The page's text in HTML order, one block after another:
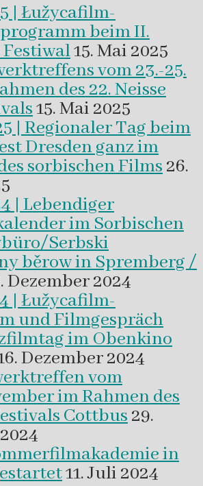
| Łužycafilm-
beim II.
15. Mai 2025
vom 23.-25.
des 22. Neisse
15. Mai 2025
| Regionaler Tag beim
Dresden ganz im
sorbischen Films26.
| Lebendiger
im Sorbischen
Serbski
běrow in Spremberg /
Dezember 2024
| Łužycafilm-
und Filmgespräch
im Obenkino
Dezember 2024
vom
im Rahmen des
Cottbus29.
in
11. Juli 2024